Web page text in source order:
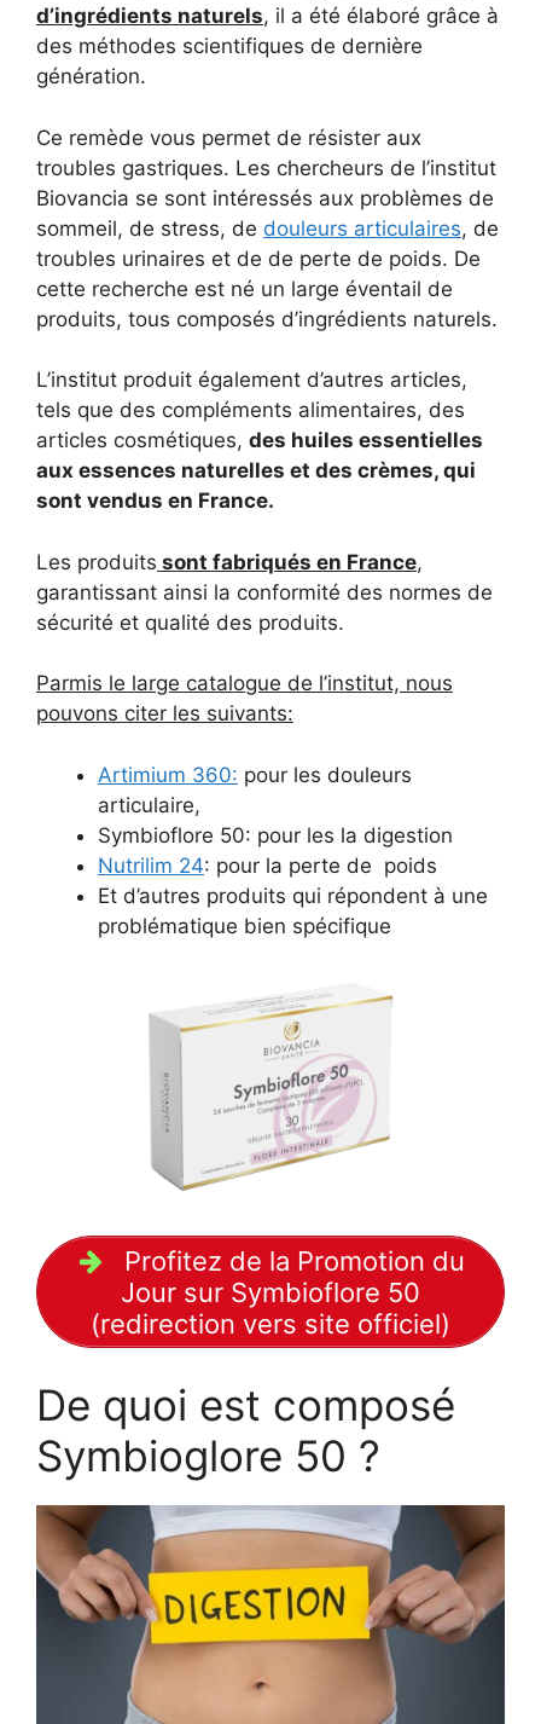
d’ingrédients naturels, il a été élaboré grâce à
des méthodes scientifiques de dernière
génération.
Ce remède vous permet de résister aux
troubles gastriques. Les chercheurs de l’institut
Biovancia se sont intéressés aux problèmes de
sommeil, de stress, de douleurs articulaires, de
troubles urinaires et de de perte de poids. De
cette recherche est né un large éventail de
produits, tous composés d’ingrédients naturels.
L’institut produit également d’autres articles,
tels que des compléments alimentaires, des
articles cosmétiques, des huiles essentielles
aux essences naturelles et des crèmes, qui
sont vendus en France.
Les produits sont fabriqués en France,
garantissant ainsi la conformité des normes de
sécurité et qualité des produits.
Parmis le large catalogue de l’institut, nous
pouvons citer les suivants:
Artimium 360: pour les douleurs
articulaire,
Symbioflore 50: pour les la digestion
Nutrilim 24: pour la perte de poids
Et d’autres produits qui répondent à une
problématique bien spécifique
Profitez de la Promotion du
Jour sur Symbioflore 50
(redirection vers site officiel)
De quoi est composé
Symbioglore 50 ?